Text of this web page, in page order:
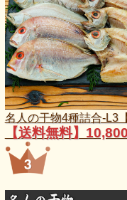
名人の干物4種詰合-L3
【送料無料】